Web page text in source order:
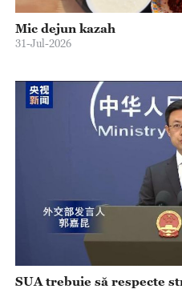
Mic dejun kazah
31-Jul-2026
SUA trebuie să respecte